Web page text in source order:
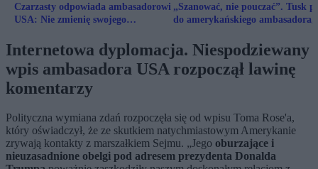
Czarzasty odpowiada ambasadorowi
USA: Nie zmienię swojego
„Szanować, nie pouczać”. Tusk
do amerykańskiego ambasadora,
Internetowa dyplomacja. Niespodziewany
wpis ambasadora USA rozpoczął lawinę
komentarzy
Polityczna wymiana zdań rozpoczęła się od wpisu Toma Rose'a,
który oświadczył, że ze skutkiem natychmiastowym Amerykanie
zrywają kontakty z marszałkiem Sejmu. „Jego oburzające i
nieuzasadnione obelgi pod adresem prezydenta Donalda